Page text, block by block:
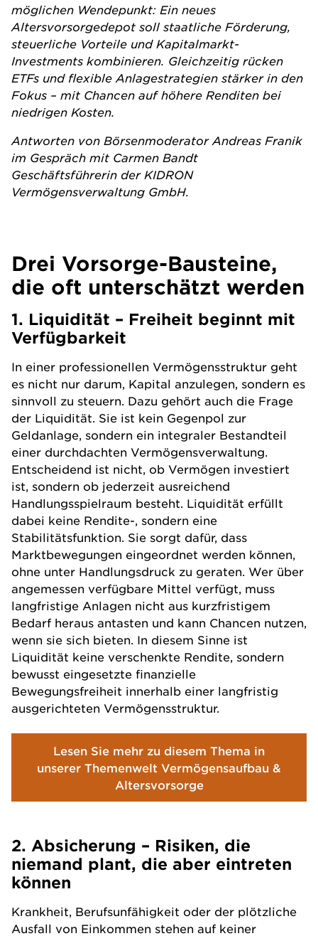
möglichen Wendepunkt: Ein neues
Altersvorsorgedepot soll staatliche Förderung,
steuerliche Vorteile und Kapitalmarkt-
Investments kombinieren. Gleichzeitig rücken
ETFs und flexible Anlagestrategien stärker in den
Fokus – mit Chancen auf höhere Renditen bei
niedrigen Kosten.
Antworten von Börsenmoderator Andreas Franik
im Gespräch mit Carmen Bandt
Geschäftsführerin der KIDRON
Vermögensverwaltung GmbH.
Drei Vorsorge-Bausteine,
die oft unterschätzt werden
1. Liquidität – Freiheit beginnt mit
Verfügbarkeit
In einer professionellen Vermögensstruktur geht
es nicht nur darum, Kapital anzulegen, sondern es
sinnvoll zu steuern. Dazu gehört auch die Frage
der Liquidität. Sie ist kein Gegenpol zur
Geldanlage, sondern ein integraler Bestandteil
einer durchdachten Vermögensverwaltung.
Entscheidend ist nicht, ob Vermögen investiert
ist, sondern ob jederzeit ausreichend
Handlungsspielraum besteht. Liquidität erfüllt
dabei keine Rendite-, sondern eine
Stabilitätsfunktion. Sie sorgt dafür, dass
Marktbewegungen eingeordnet werden können,
ohne unter Handlungsdruck zu geraten. Wer über
angemessen verfügbare Mittel verfügt, muss
langfristige Anlagen nicht aus kurzfristigem
Bedarf heraus antasten und kann Chancen nutzen,
wenn sie sich bieten. In diesem Sinne ist
Liquidität keine verschenkte Rendite, sondern
bewusst eingesetzte finanzielle
Bewegungsfreiheit innerhalb einer langfristig
ausgerichteten Vermögensstruktur.
Lesen Sie mehr zu diesem Thema in
unserer Themenwelt Vermögensaufbau &
Altersvorsorge
2. Absicherung – Risiken, die
niemand plant, die aber eintreten
können
Krankheit, Berufsunfähigkeit oder der plötzliche
Ausfall von Einkommen stehen auf keiner